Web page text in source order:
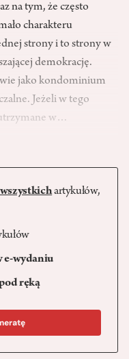
na tym, że często
charakteru
strony i to strony w
demokrację.
jako kondominium
Jeżeli w tego
utrzymane w…
artykułów,
e-wydaniu
ręką